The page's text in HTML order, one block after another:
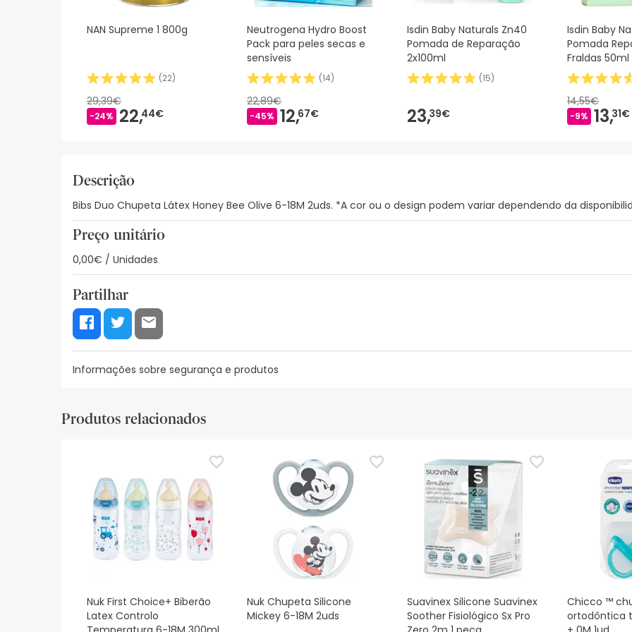
NAN Supreme 1 800g
(22)
29,39€
-24% 22,44€
Neutrogena Hydro Boost
Pack para peles secas e
sensíveis
(14)
22,89€
-45% 12,67€
Isdin Baby Naturals Zn40
Pomada de Reparação
2x100ml
(15)
23,39€
Isdin Baby
Pomada
Fraldas 50ml
14,55€
-9% 13,31€
Descrição
Bibs Duo Chupeta Látex Honey Bee Olive 6-18M 2uds. *A cor ou o design podem variar dependendo da
Preço unitário
0,00€ / Unidades
Partilhar
Informações sobre segurança e produtos
Recursos de segurança visual
De momento, não dispomos de imagens de segurança para este produto, mas estamos a trabalhar nisso.
actualizações. Entretanto, recomendamos que leias as informações de segurança que acompanham o
sobre segurança, não hesites em contactar-nos. Além disso, se desejares, também podes devolver o produto
Produtos relacionados
Nuk First Choice+ Biberão
Latex Controlo
Nuk Chupeta Silicone
Mickey 6-18M 2uds
Suavinex Silicone Suavinex
Soother Fisiológico Sx Pro
Chicco ™
ortodôntica